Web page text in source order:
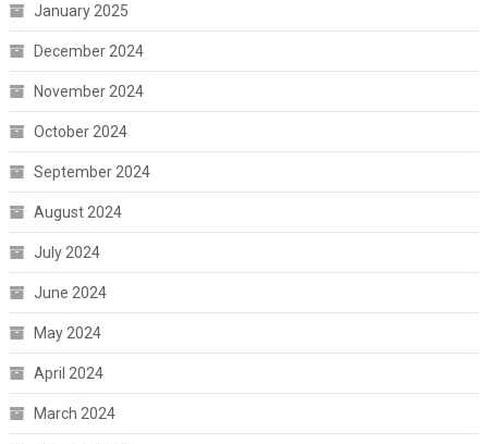
January 2025
December 2024
November 2024
October 2024
September 2024
August 2024
July 2024
June 2024
May 2024
April 2024
March 2024